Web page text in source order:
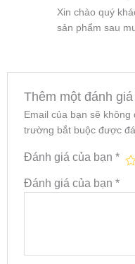
Xin chào quý
sản phẩm sau
Thêm một đánh giá
Email của bạn sẽ
trường bắt buộc được
Đánh giá của bạn *
Đánh giá của bạn *